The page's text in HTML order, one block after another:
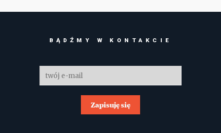
BĄDŹMY W KONTAKCIE
Zapisuję się